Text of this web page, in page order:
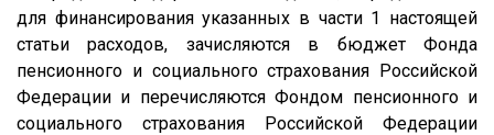
для финансирования указанных в части 1 настоящей
статьи расходов, зачисляются в бюджет Фонда
пенсионного и социального страхования Российской
Федерации и перечисляются Фондом пенсионного и
социального страхования Российской Федерации